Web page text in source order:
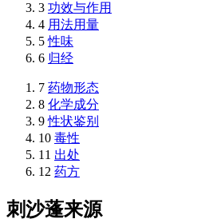
3 功效与作用
4 用法用量
5 性味
6 归经
7 药物形态
8 化学成分
9 性状鉴别
10 毒性
11 出处
12 药方
刺沙蓬来源